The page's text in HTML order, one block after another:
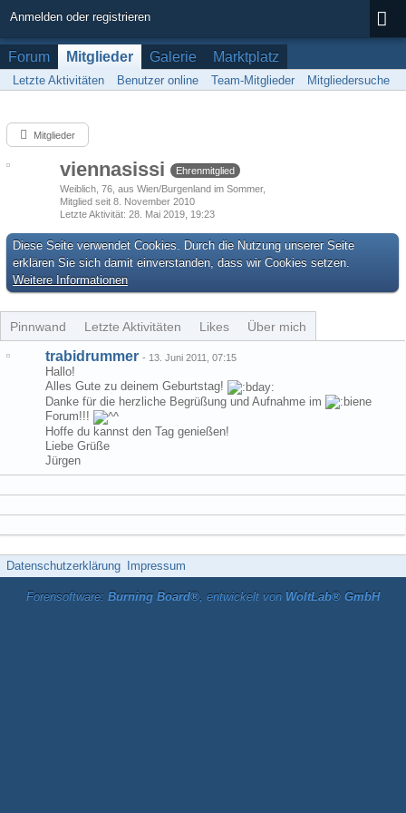
Anmelden oder registrieren
Forum Mitglieder Galerie Marktplatz
Letzte Aktivitäten Benutzer online Team-Mitglieder Mitgliedersuche
Mitglieder
viennasissi
Ehrenmitglied
Weiblich 76 aus Wien/Burgenland im Sommer
Mitglied seit 8. November 2010
Letzte Aktivität 28. Mai 2019, 19:23
Diese Seite verwendet Cookies. Durch die Nutzung unserer Seite
erklären Sie sich damit einverstanden, dass wir Cookies setzen.
Weitere Informationen
Pinnwand Letzte Aktivitäten Likes Über mich
trabidrummer - 13. Juni 2011, 07:15
Hallo!
Alles Gute zu deinem Geburtstag!
Danke für die herzliche Begrüßung und Aufnahme im
Forum!!!
Hoffe du kannst den Tag genießen!
Liebe Grüße
Jürgen
Datenschutzerklärung Impressum
Forensoftware: Burning Board®, entwickelt von WoltLab® GmbH